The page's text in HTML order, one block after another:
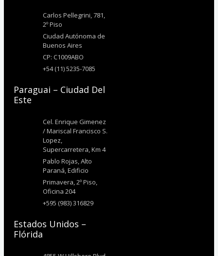
Carlos Pellegrini, 781,
2º Piso
Ciudad Autónoma de
Buenos Aires
CP: C1009ABO
+54 (11) 5235-7085
Paraguai – Ciudad Del
Este
Cel. Enrique Gimenez
/ Mariscal Francisco S.
Lopez,
Supercarretera, Km 4
Pablo Rojas, Alto
Paraná, Edificio
Primavera, 2º Piso,
Oficina 204
+595 (983) 316829
Estados Unidos –
Flórida